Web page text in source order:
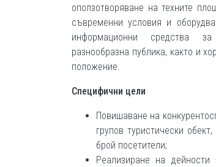
оползотворяване на техните
съвременни условия и
информационни средства
разнообразна публика, както и
положение.
Специфични цели
Повишаване на
групов туристически
брой посетители;
Реализиране на дейности